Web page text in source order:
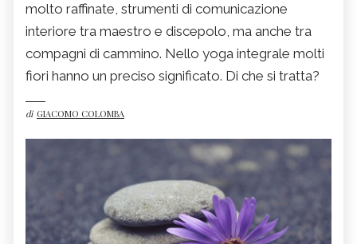
molto raffinate, strumenti di comunicazione
interiore tra maestro e discepolo, ma anche tra
compagni di cammino. Nello yoga integrale molti
fiori hanno un preciso significato. Di che si tratta?
di GIACOMO COLOMBA